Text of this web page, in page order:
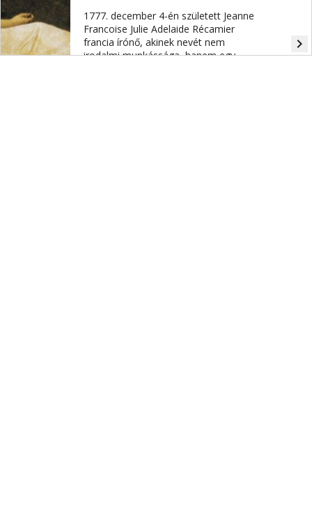
1777. december 4-én született Jeanne
Francoise Julie Adelaide Récamier
francia írónő, akinek nevét nem
irodalmi munkássága, hanem egy
navigate_next